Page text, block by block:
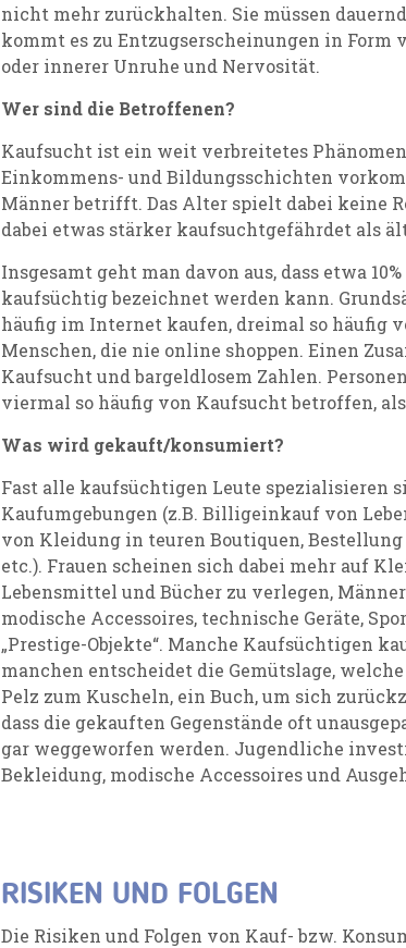
nicht mehr zurückhalten. Sie müssen
kommt es zu Entzugserscheinungen in Form
oder innerer Unruhe und Nervosität.
Wer sind die Betroffenen?
Kaufsucht ist ein weit verbreitetes
Einkommens- und Bildungsschichten
Männer betrifft. Das Alter spielt dabei keine
dabei etwas stärker kaufsuchtgefährdet als
Insgesamt geht man davon aus, dass etwa
kaufsüchtig bezeichnet werden kann.
häufig im Internet kaufen, dreimal so häufig
Menschen, die nie online shoppen. Einen
Kaufsucht und bargeldlosem Zahlen.
viermal so häufig von Kaufsucht betroffen,
Was wird gekauft/konsumiert?
Fast alle kaufsüchtigen Leute spezialisieren
Kaufumgebungen (z.B. Billigeinkauf von
von Kleidung in teuren Boutiquen,
etc.). Frauen scheinen sich dabei mehr auf
Lebensmittel und Bücher zu verlegen,
modische Accessoires, technische Geräte,
„Prestige-Objekte“. Manche Kaufsüchtigen
manchen entscheidet die Gemütslage,
Pelz zum Kuscheln, ein Buch, um sich
dass die gekauften Gegenstände oft
gar weggeworfen werden. Jugendliche
Bekleidung, modische Accessoires und
RISIKEN UND FOLGEN
Die Risiken und Folgen von Kauf- bzw.